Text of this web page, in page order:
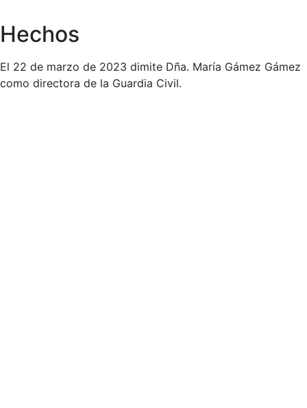
Hechos
El 22 de marzo de 2023 dimite Dña. María Gámez Gámez
como directora de la Guardia Civil.